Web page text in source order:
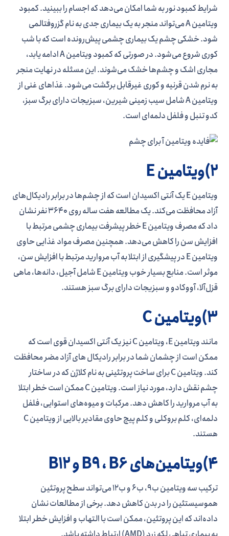
شرایط کمبود نور به شما امکان می‌دهد که اجسام را ببینید. کمبود
ویتامین A می‌تواند منجر به یک بیماری جدی به نام گزروفتالمی
شود. خشکی چشم یک بیماری چشمی پیش‌رونده است که با شب
کوری شروع می‌شود. در صورتی که کمبود ویتامین A ادامه یابد،
مجاری اشک و چشم‌ها خشک می‌شوند. این مسئله در نهایت منجر
به نرم شدن قرنیه و کوری غیرقابل برگشت می‌شود. غذاهای غنی از
ویتامین A شامل سیب زمینی شیرین، سبزیجات دارای برگ سبز،
کدو تنبل و فلفل دلمه‌ای است.
2)ویتامین E
ویتامین E یک آنتی اکسیدان است که از چشم‌ها در برابر رادیکال‌های
آزاد محافظت می‌کند. یک مطالعه هفت ساله روی 3640 نفر نشان
داد که مصرف ویتامین E خطر پیشرفت بیماری چشمی مرتبط با
افزایش سن را کاهش می‌‎دهد. همچنین مصرف مواد غذایی حاوی
ویتامین E در پیشگیری از ابتلا به آب مروارید مرتبط با افزایش سن،
موثر است. منابع بسیار خوب ویتامین E شامل آجیل، دانه‌ها، ماهی
قزل‌آلا، آووکادو و سبزیجات دارای برگ سبز هستند.
3)ویتامین C
مانند ویتامین E، ویتامین C نیز یک آنتی اکسیدان قوی است که
ممکن است از چشمان شما در برابر رادیکال های آزاد مضر محافظت
کند. ویتامین C برای ساخت پروتئینی به نام کلاژن که در ساختار
چشم نقش دارد، مورد نیاز است. ویتامین C ممکن است خطر ابتلا
به آب مروارید را کاهش دهد. مرکبات و میوه‌های استوایی، فلفل
دلمه‌ای، کلم بروکلی و کلم پیچ حاوی مقادیر بالایی از ویتامین C
هستند.
4)ویتامین‌های B9 ، B6 و B12
ترکیب سه ویتامین ب9، ب6 و ب12 می‌تواند سطح پروتئین
هموسیستئین را در بدن کاهش دهد. برخی از مطالعات نشان
داده‌اند که این پروتئین، ممکن است با التهاب و افزایش خطر ابتلا